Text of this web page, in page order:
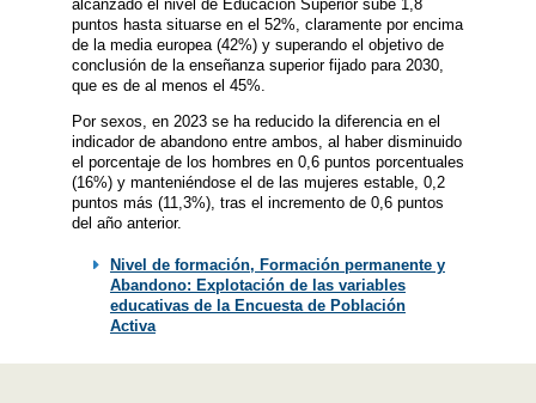
alcanzado el nivel de Educación Superior sube 1,8
puntos hasta situarse en el 52%, claramente por encima
de la media europea (42%) y superando el objetivo de
conclusión de la enseñanza superior fijado para 2030,
que es de al menos el 45%.
Por sexos, en 2023 se ha reducido la diferencia en el
indicador de abandono entre ambos, al haber disminuido
el porcentaje de los hombres en 0,6 puntos porcentuales
(16%) y manteniéndose el de las mujeres estable, 0,2
puntos más (11,3%), tras el incremento de 0,6 puntos
del año anterior.
Nivel de formación, Formación permanente y
Abandono: Explotación de las variables
educativas de la Encuesta de Población
Activa